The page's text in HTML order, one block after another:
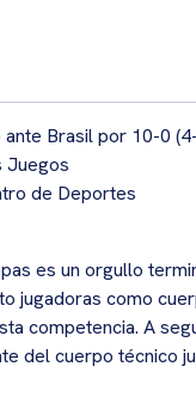
Brasil por 10-0
Juegos
de Deportes
es un orgullo
jugadoras como
competencia. A
del cuerpo técnico